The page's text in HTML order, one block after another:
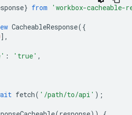
} from 'workbox-cacheable-
CacheableResponse({
],
: 'true' ,
fetch( '/path/to/api' );